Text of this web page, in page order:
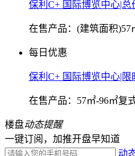
保利C+ 国际博览中心|总
在售产品：(建筑面积)57
每日优惠
保利C+ 国际博览中心|限
在售产品：57㎡-96㎡复
楼盘动态提醒
一键订阅，加推开盘早知道
动